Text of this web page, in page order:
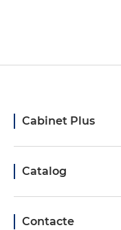
Cabinet Plus
Catalog
Contacte